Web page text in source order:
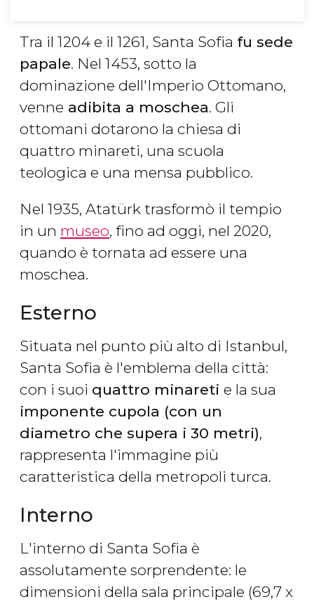
Tra il 1204 e il 1261, Santa Sofia fu sede
papale. Nel 1453, sotto la
dominazione dell'Imperio Ottomano,
venne adibita a moschea. Gli
ottomani dotarono la chiesa di
quattro minareti, una scuola
teologica e una mensa pubblico.
Nel 1935, Atatürk trasformò il tempio
in un museo, fino ad oggi, nel 2020,
quando è tornata ad essere una
moschea.
Esterno
Situata nel punto più alto di Istanbul,
Santa Sofia è l'emblema della città:
con i suoi quattro minareti e la sua
imponente cupola (con un
diametro che supera i 30 metri),
rappresenta l'immagine più
caratteristica della metropoli turca.
Interno
L'interno di Santa Sofia è
assolutamente sorprendente: le
dimensioni della sala principale (69,7 x